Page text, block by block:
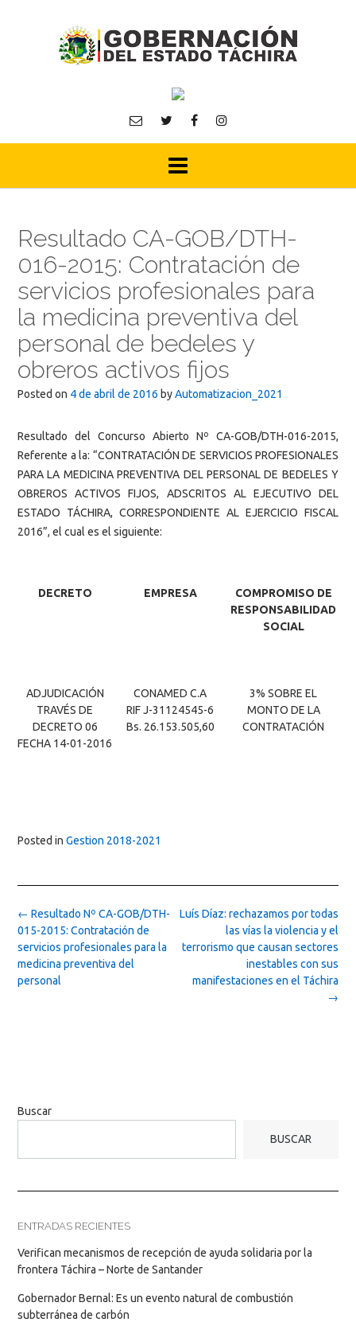
Resultado CA-GOB/DTH-
016-2015: Contratación de
servicios profesionales para
la medicina preventiva del
personal de bedeles y
obreros activos fijos
Posted on 4 de abril de 2016 byAutomatizacion_2021
Resultado del Concurso Abierto Nº CA-GOB/DTH-016-2015,
Referente a la: “CONTRATACIÓN DE SERVICIOS PROFESIONALES
PARA LA MEDICINA PREVENTIVA DEL PERSONAL DE BEDELES Y
OBREROS ACTIVOS FIJOS, ADSCRITOS AL EJECUTIVO DEL
ESTADO TÁCHIRA, CORRESPONDIENTE AL EJERCICIO FISCAL
2016”, el cual es el siguiente:
DECRETO EMPRESA
COMPROMISO DE
RESPONSABILIDAD
SOCIAL
ADJUDICACIÓN
TRAVÉS DE
DECRETO 06
FECHA 14-01-2016
CONAMED C.A
RIF J-31124545-6
Bs. 26.153.505,60
3% SOBRE EL
MONTO DE LA
CONTRATACIÓN
Posted in Gestion 2018-2021
Post
navigation
Luís Díaz: rechazamos por todas
las vías la violencia y el
terrorismo que causan sectores
inestables con sus
manifestaciones en el Táchira
→
← Resultado Nº CA-GOB/DTH-
015-2015: Contratación de
servicios profesionales para la
medicina preventiva del
personal
Buscar
BUSCAR
ENTRADAS RECIENTES
Verifican mecanismos de recepción de ayuda solidaria por la
frontera Táchira – Norte de Santander
Gobernador Bernal: Es un evento natural de combustión
subterránea de carbón